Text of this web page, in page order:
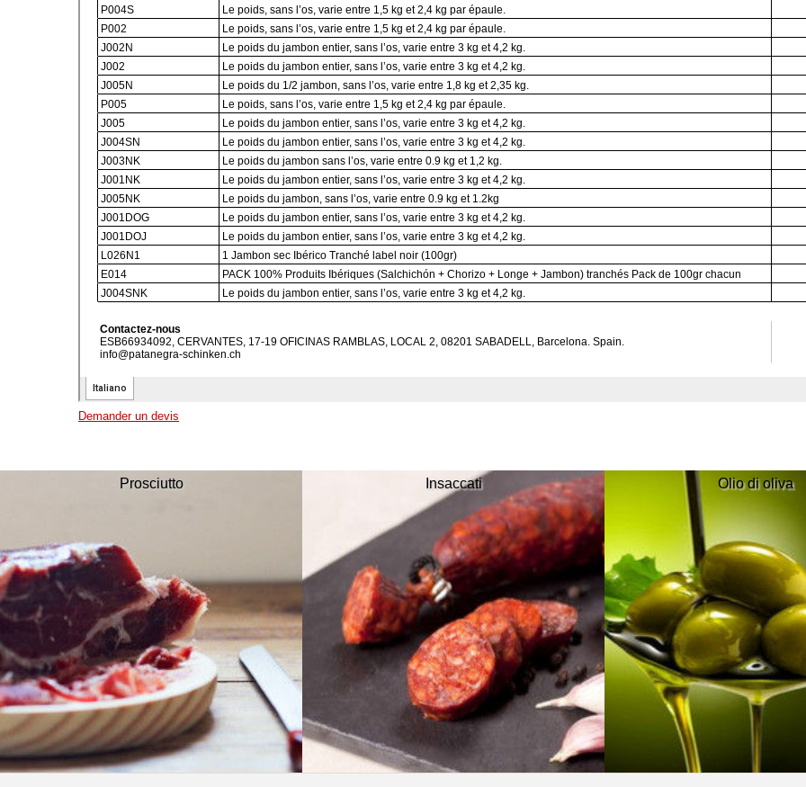
Demander un devis
Prosciutto Insaccati Olio di oliva